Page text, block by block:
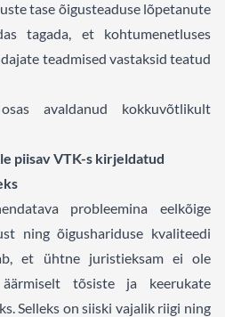
tase õigusteaduse lõpetanute
tagada, et kohtumenetluses
teadmised vastaksid teatud
avaldanud kokkuvõtlikult
piisav VTK-s kirjeldatud
probleemina eelkõige
ning õigushariduse kvaliteedi
et ühtne juristieksam ei ole
tõsiste ja keerukate
Selleks on siiski vajalik riigi ning